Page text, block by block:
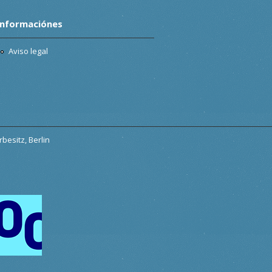
Aviso legal
Berlin